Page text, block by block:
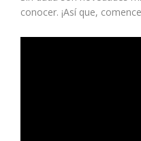
conocer. ¡Así que,